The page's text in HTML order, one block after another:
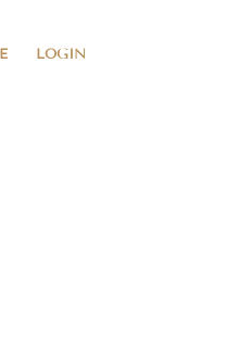
LOGIN